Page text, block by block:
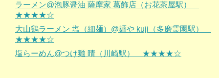
ラーメン@泡豚醤油 薩摩家 葛飾店（お花茶屋駅）
★★★★☆
大山鶏ラーメン 塩（細麺）@麺や kuji（多磨霊園駅）
★★★★☆
塩らーめん@つけ麺 晴（川崎駅） ★★★★☆